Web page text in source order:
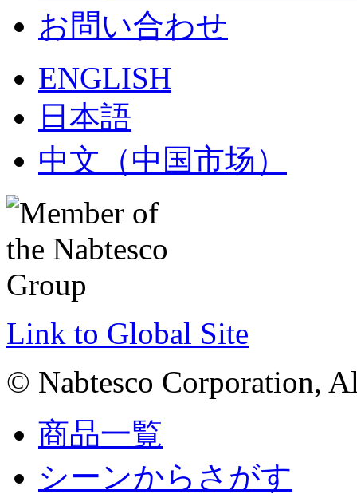
お問い合わせ
ENGLISH
日本語
中文（中国市场）
Link to Global Site
© Nabtesco Corporation,
商品一覧
シーンからさがす